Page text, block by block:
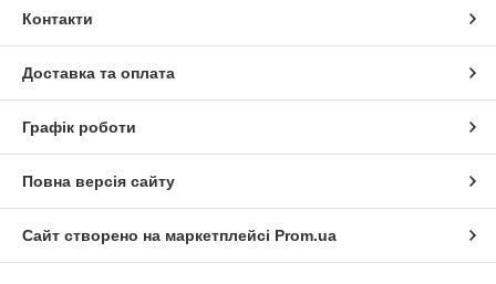
Контакти
Доставка та оплата
Графік роботи
Повна версія сайту
Сайт створено на маркетплейсі Prom.ua